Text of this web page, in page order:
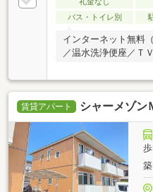
バス・トイレ別
インターネット無料
／温水洗浄便座／Ｔ
賃貸アパート シャーメゾ